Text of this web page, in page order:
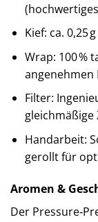
Kief: ca. 0,25
Wrap: 100 %
angenehmen
Filter:
gleichmäßige
Handarbeit:
gerollt für
Aromen &
Der